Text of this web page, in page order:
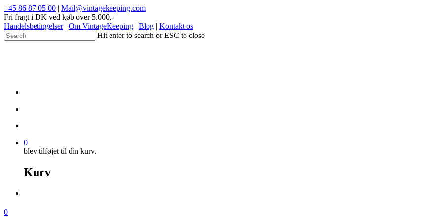
+45 86 87 05 00 | Mail@vintagekeeping.com
Fri fragt i DK ved køb over 5.000,-
Handelsbetingelser| Om VintageKeeping | Blog | Kontakt os
Hit enter to search or ESC to close
0
blev tilføjet til din kurv.
Kurv
0